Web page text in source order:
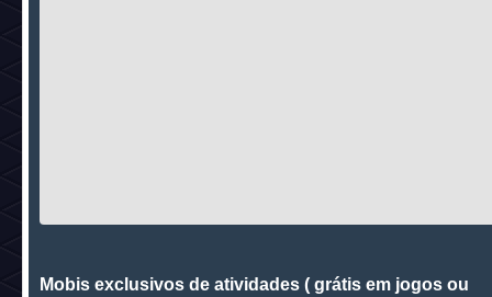
Mobis exclusivos de atividades ( grátis em jogos ou